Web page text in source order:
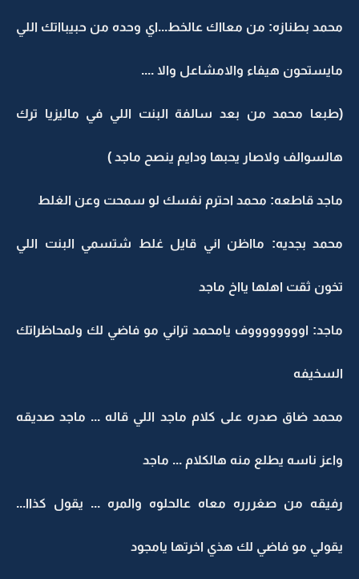
محمد بطنازه: من معااك عالخط...اي وحده من حبيبااتك اللي
مايستحون هيفاء والامشاعل والا ....
(طبعا محمد من بعد سالفة البنت اللي في ماليزيا ترك
هالسوالف ولاصار يحبها ودايم ينصح ماجد )
ماجد قاطعه: محمد احترم نفسك لو سمحت وعن الغلط
محمد بجديه: مااظن اني قايل غلط شتسمي البنت اللي
تخون ثقت اهلها يااخ ماجد
ماجد: اووووووووف يامحمد تراني مو فاضي لك ولمحاظراتك
السخيفه
محمد ضاق صدره على كلام ماجد اللي قاله ... ماجد صديقه
واعز ناسه يطلع منه هالكلام ... ماجد
رفيقه من صغررره معاه عالحلوه والمره ... يقول كذاا...
يقولي مو فاضي لك هذي اخرتها يامجود